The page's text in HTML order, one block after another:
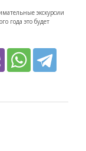
экскурсии
года это будет